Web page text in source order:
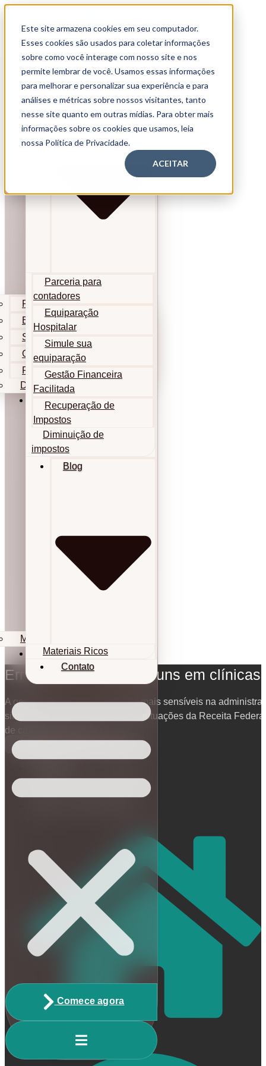
Este site armazena cookies em seu computador.
Esses cookies são usados para coletar informações
sobre como você interage com nosso site e nos
permite lembrar de você. Usamos essas informações
para melhorar e personalizar sua experiência e para
análises e métricas sobre nossos visitantes, tanto
nesse site quanto em outras mídias. Para obter mais
informações sobre os cookies que usamos, leia
nossa Política de Privacidade.
ACEITAR
Home
Quem somos
Soluções
Parceria para contadores
Equiparação Hospitalar
Simule sua equiparação
Gestão Financeira Facilitada
Recuperação de Impostos
Diminuição de impostos
Blog
Materiais Ricos
Contato
Home
Soluções
Parceria para
contadores
Equiparação
Hospitalar
Simule sua
equiparação
Gestão Financeira
Facilitada
Recuperação de
Impostos
Diminuição de
impostos
Blog
Materiais Ricos
Contato
Comece agora
Erros fiscais mais comuns em clínicas
A gestão fiscal é uma das áreas mais sensíveis na
simples erro pode gerar multas, autuações da Receita
de caixa da instituição.
Contabilidade para Médicos